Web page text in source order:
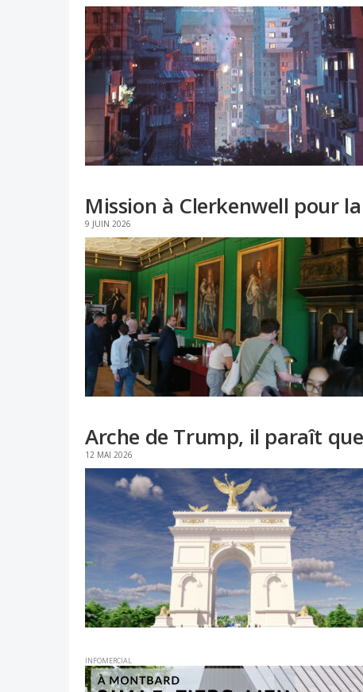
Mission à Clerkenwell pour
9 JUIN 2026
Arche de Trump, il paraît
12 MAI 2026
INFOMERCIAL